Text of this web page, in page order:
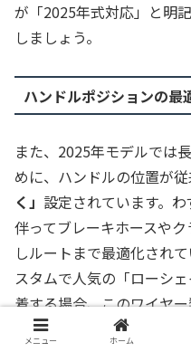
が「2025年式対応」と明
しましょう。
ハンドルポジションの最
また、2025年モデルでは
めに、ハンドルの位置が
く」 設定されています。
伴ってブレーキホースや
しルートまで最適化され
スタムで人気の「ローシ
着する場合、このワイヤ
ため、フルステアを切っ
メニュー ホーム